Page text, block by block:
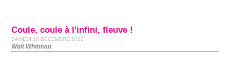
Coule, coule à l'infini, fleuve !
SAMEDI 10 DÉCEMBRE 2022
Walt Whitman